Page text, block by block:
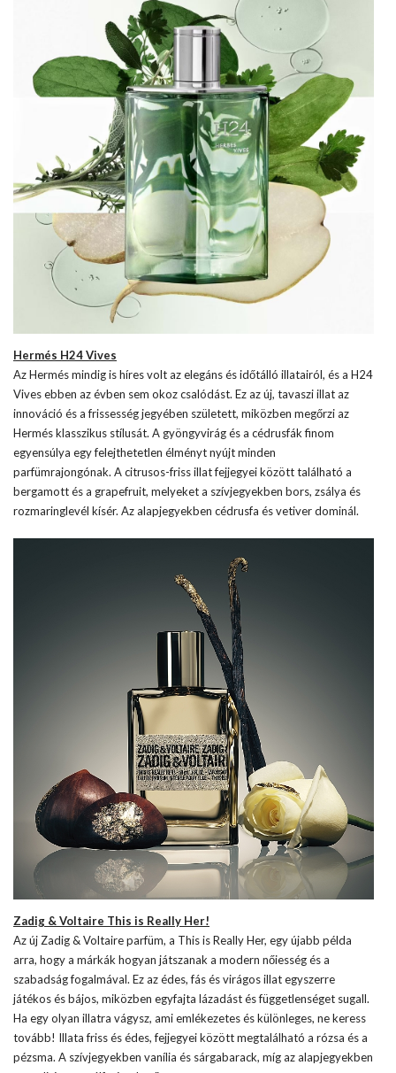
Hermés H24 Vives
Az Hermés mindig is híres volt az elegáns és időtálló illatairól, és a H24
Vives ebben az évben sem okoz csalódást. Ez az új, tavaszi illat az
innováció és a frissesség jegyében született, miközben megőrzi az
Hermés klasszikus stílusát. A gyöngyvirág és a cédrusfák finom
egyensúlya egy felejthetetlen élményt nyújt minden
parfümrajongónak. A citrusos-friss illat fejjegyei között található a
bergamott és a grapefruit, melyeket a szívjegyekben bors, zsálya és
rozmaringlevél kísér. Az alapjegyekben cédrusfa és vetiver dominál.
Zadig & Voltaire This is Really Her!
Az új Zadig & Voltaire parfüm, a This is Really Her, egy újabb példa
arra, hogy a márkák hogyan játszanak a modern nőiesség és a
szabadság fogalmával. Ez az édes, fás és virágos illat egyszerre
játékos és bájos, miközben egyfajta lázadást és függetlenséget sugall.
Ha egy olyan illatra vágysz, ami emlékezetes és különleges, ne keress
tovább! Illata friss és édes, fejjegyei között megtalálható a rózsa és a
pézsma. A szívjegyekben vanília és sárgabarack, míg az alapjegyekben